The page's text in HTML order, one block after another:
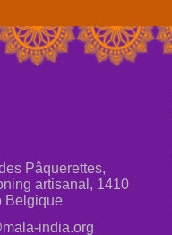
Pâquerettes,
artisanal, 1410
Belgique
india.org